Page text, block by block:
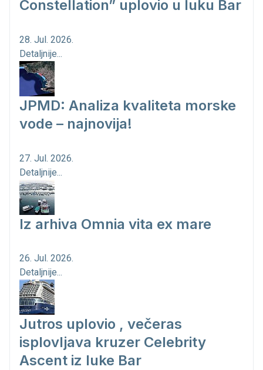
Constellation” uplovio u luku Bar
28. Jul. 2026.
Detaljnije...
JPMD: Analiza kvaliteta morske
vode – najnovija!
27. Jul. 2026.
Detaljnije...
Iz arhiva Omnia vita ex mare
26. Jul. 2026.
Detaljnije...
Jutros uplovio , večeras
isplovljava kruzer Celebrity
Ascent iz luke Bar